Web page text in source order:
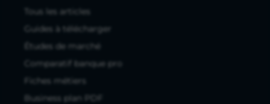
Tous les articles
Guides à télécharger
Études de marché
Comparatif banque pro
Fiches métiers
Business plan PDF